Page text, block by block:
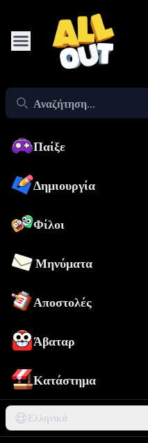
Παίξε
Δημιουργία
Φίλοι
Μηνύματα
Αποστολές
Άβαταρ
Κατάστημα
Ελληνικά